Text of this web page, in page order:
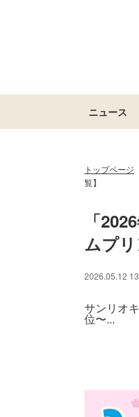
ニュース
トップページ
覧】
「
ムプリ
2026.05.12
サンリオ
位〜...